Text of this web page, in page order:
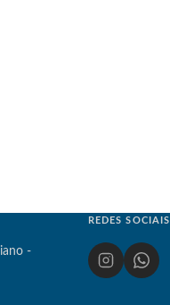
-
REDES SOCIAIS